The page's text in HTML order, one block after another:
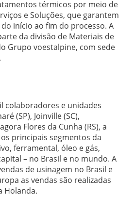
térmicos por meio de
e Soluções, que garantem
início ao fim do processo. A
da divisão de Materiais de
Grupo voestalpine, com sede
colaboradores e unidades
(SP), Joinville (SC),
Flores da Cunha (RS), a
principais segmentos da
ferramental, óleo e gás,
– no Brasil e no mundo. A
de usinagem no Brasil e
as vendas são realizadas
Holanda.